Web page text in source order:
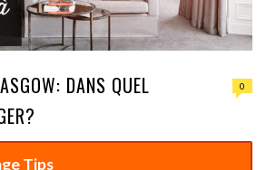
DANS QUEL
0
Tips